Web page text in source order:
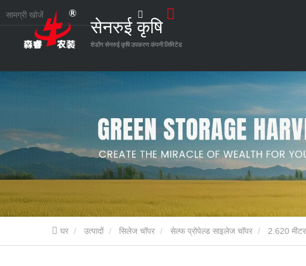
सेनरुई कृषि
शेडोंग सेनरुई कृषि उपकरण कंपनी लिमिटेड
घर उत्पादों सिलेज चॉपर सेल्फ प्रोपेल्ड साइलेज चॉपर 2.620 मीटर